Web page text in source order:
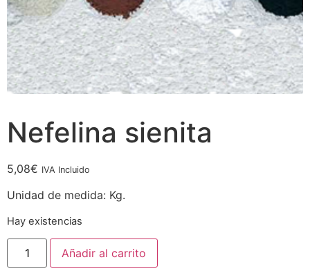
Nefelina sienita
5,08€ IVA Incluido
Unidad de medida: Kg.
Hay existencias
Añadir al carrito